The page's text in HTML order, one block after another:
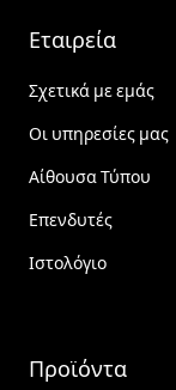
Εταιρεία
Σχετικά με εμάς
Οι υπηρεσίες μας
Αίθουσα Τύπου
Επενδυτές
Ιστολόγιο
Προϊόντα